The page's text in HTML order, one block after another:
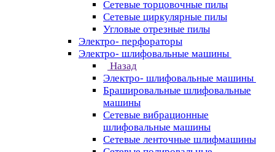
Сетевые торцовочные пилы
Сетевые циркулярные пилы
Угловые отрезные пилы
Электро- перфораторы
Электро- шлифовальные машины
Назад
Электро- шлифовальные машины
Брашировальные шлифовальные
машины
Сетевые вибрационные
шлифовальные машины
Сетевые ленточные шлифмашины